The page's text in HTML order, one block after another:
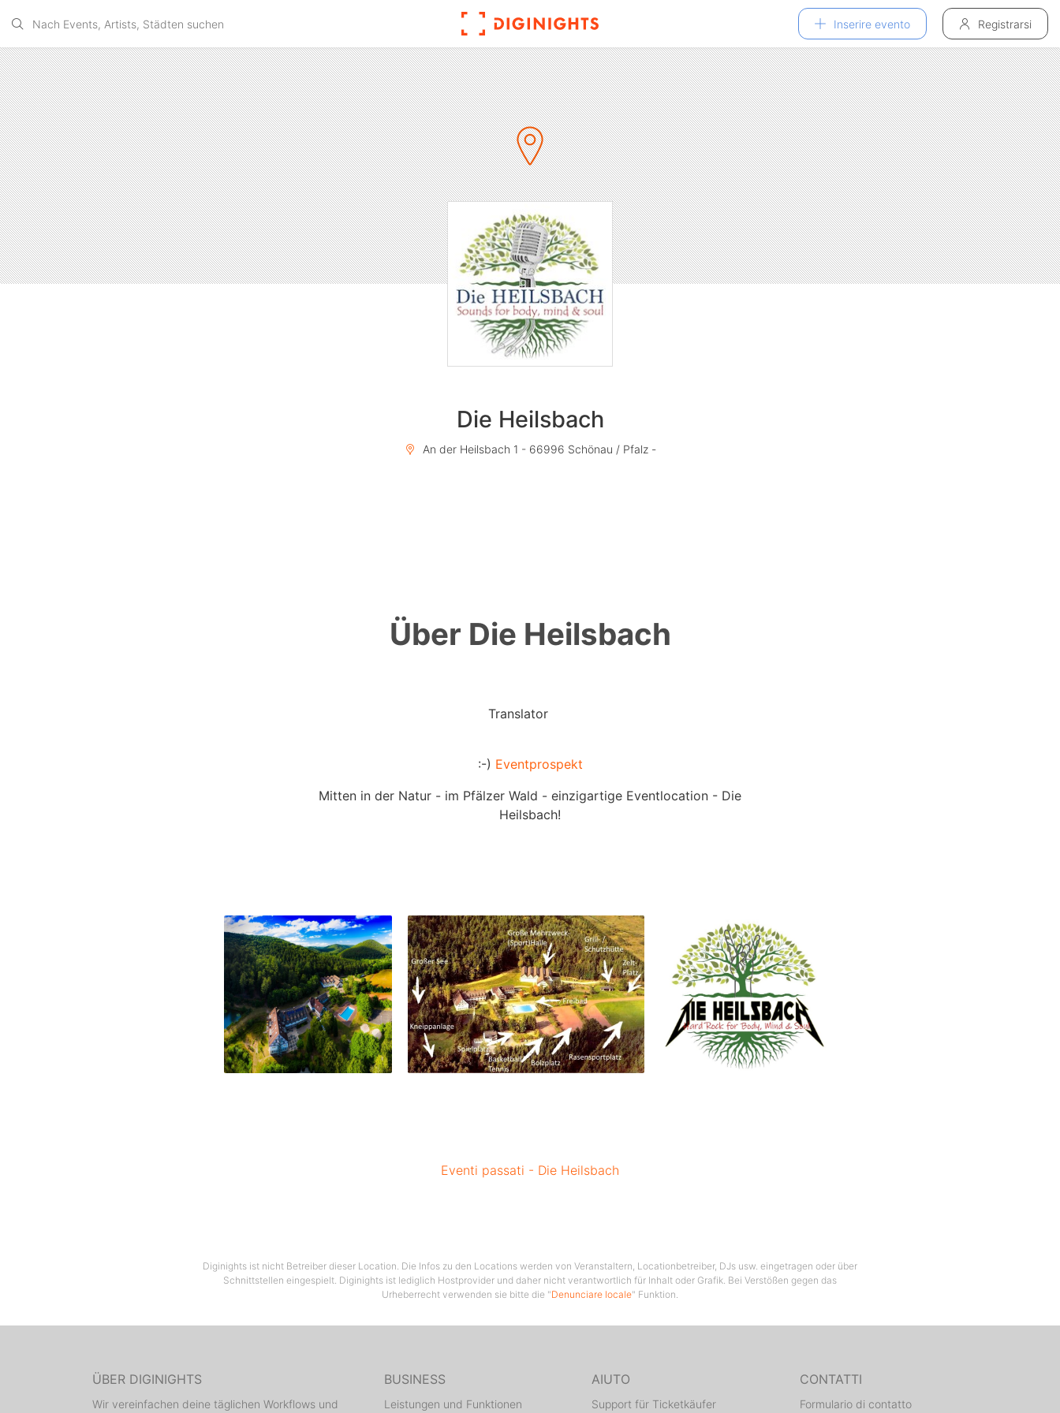
Inserire evento Registrarsi
Die Heilsbach
An der Heilsbach 1 - 66996 Schönau / Pfalz -
Über Die Heilsbach
Translator
:-) Eventprospekt
Mitten in der Natur - im Pfälzer Wald - einzigartige Eventlocation - Die
Heilsbach!
Eventi passati - Die Heilsbach
Diginights ist nicht Betreiber dieser Location. Die Infos zu den Locations werden von Veranstaltern, Locationbetreiber, DJs usw. eingetragen oder über
Schnittstellen eingespielt. Diginights ist lediglich Hostprovider und daher nicht verantwortlich für Inhalt oder Grafik. Bei Verstößen gegen das
Urheberrecht verwenden sie bitte die "Denunciare locale" Funktion.
ÜBER DIGINIGHTS
Wir vereinfachen deine täglichen Workflows und
BUSINESS
Leistungen und Funktionen
AIUTO
Support für Ticketkäufer
CONTATTI
Formulario di contatto